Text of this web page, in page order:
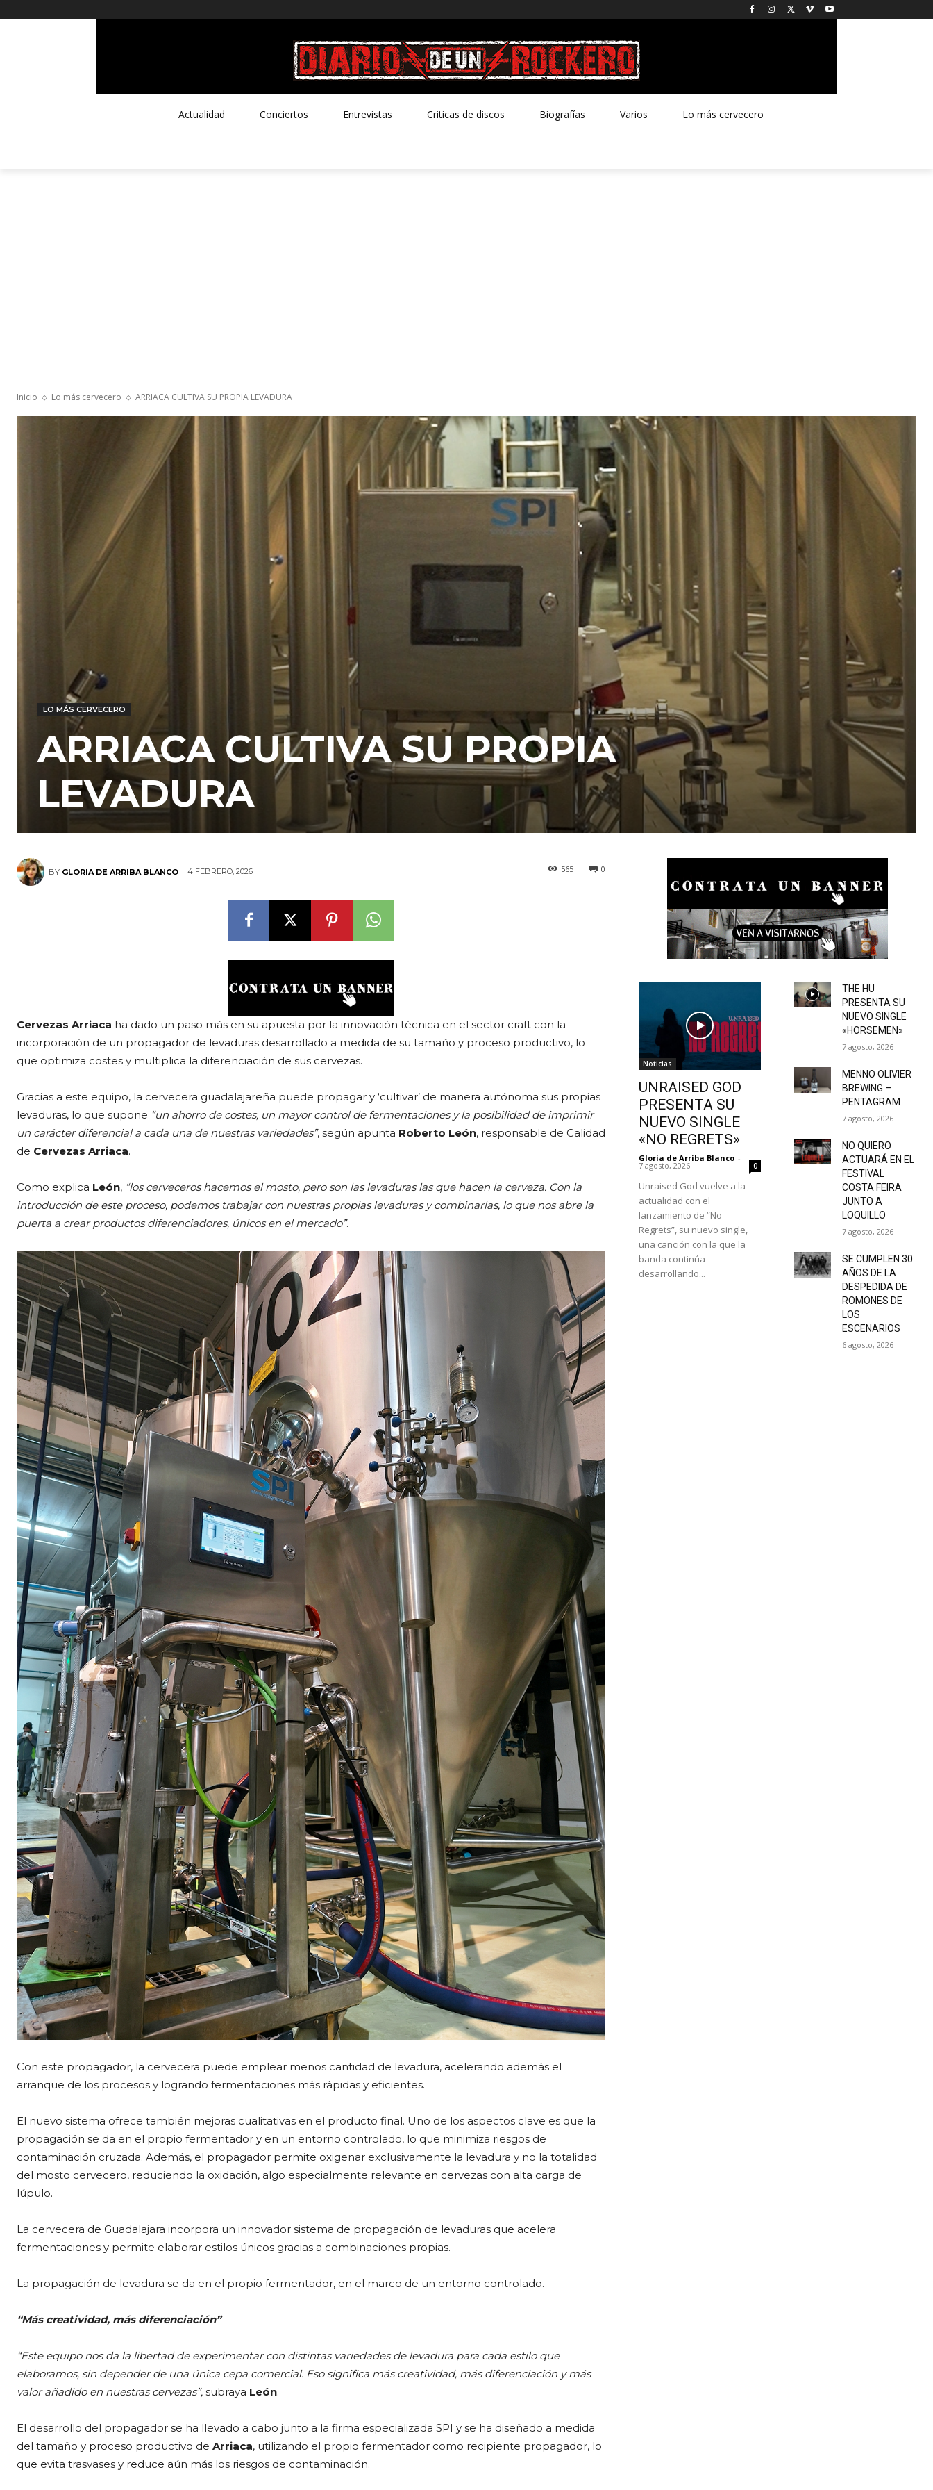
Actualidad Conciertos Entrevistas Criticas de discos Biografías Varios Lo más cervecero
Inicio Lo más cervecero ARRIACA CULTIVA SU PROPIA LEVADURA
LO MÁS CERVECERO
ARRIACA CULTIVA SU PROPIA
LEVADURA
BY GLORIA DE ARRIBA BLANCO 4 FEBRERO, 2026 0
565
Cervezas Arriaca ha dado un paso más en su apuesta por la innovación técnica en el sector craft con la
incorporación de un propagador de levaduras desarrollado a medida de su tamaño y proceso productivo, lo
que optimiza costes y multiplica la diferenciación de sus cervezas.
Gracias a este equipo, la cervecera guadalajareña puede propagar y ‘cultivar’ de manera autónoma sus propias
levaduras, lo que supone “un ahorro de costes, un mayor control de fermentaciones y la posibilidad de imprimir
un carácter diferencial a cada una de nuestras variedades”, según apunta Roberto León, responsable de Calidad
de Cervezas Arriaca.
Como explica León, “los cerveceros hacemos el mosto, pero son las levaduras las que hacen la cerveza. Con la
introducción de este proceso, podemos trabajar con nuestras propias levaduras y combinarlas, lo que nos abre la
puerta a crear productos diferenciadores, únicos en el mercado”.
Con este propagador, la cervecera puede emplear menos cantidad de levadura, acelerando además el
arranque de los procesos y logrando fermentaciones más rápidas y eficientes.
El nuevo sistema ofrece también mejoras cualitativas en el producto final. Uno de los aspectos clave es que la
propagación se da en el propio fermentador y en un entorno controlado, lo que minimiza riesgos de
contaminación cruzada. Además, el propagador permite oxigenar exclusivamente la levadura y no la totalidad
del mosto cervecero, reduciendo la oxidación, algo especialmente relevante en cervezas con alta carga de
lúpulo.
La cervecera de Guadalajara incorpora un innovador sistema de propagación de levaduras que acelera
fermentaciones y permite elaborar estilos únicos gracias a combinaciones propias.
La propagación de levadura se da en el propio fermentador, en el marco de un entorno controlado.
“Más creatividad, más diferenciación”
“Este equipo nos da la libertad de experimentar con distintas variedades de levadura para cada estilo que
elaboramos, sin depender de una única cepa comercial. Eso significa más creatividad, más diferenciación y más
valor añadido en nuestras cervezas”, subraya León.
El desarrollo del propagador se ha llevado a cabo junto a la firma especializada SPI y se ha diseñado a medida
del tamaño y proceso productivo de Arriaca, utilizando el propio fermentador como recipiente propagador, lo
que evita trasvases y reduce aún más los riesgos de contaminación.
Noticias
UNRAISED GOD
PRESENTA SU
NUEVO SINGLE
«NO REGRETS»
Gloria de Arriba Blanco -
7 agosto, 2026 0
Unraised God vuelve a la
actualidad con el
lanzamiento de “No
Regrets”, su nuevo single,
una canción con la que la
banda continúa
desarrollando...
THE HU
PRESENTA SU
NUEVO SINGLE
«HORSEMEN»
7 agosto, 2026
MENNO OLIVIER
BREWING –
PENTAGRAM
7 agosto, 2026
NO QUIERO
ACTUARÁ EN EL
FESTIVAL
COSTA FEIRA
JUNTO A
LOQUILLO
7 agosto, 2026
SE CUMPLEN 30
AÑOS DE LA
DESPEDIDA DE
ROMONES DE
LOS
ESCENARIOS
6 agosto, 2026